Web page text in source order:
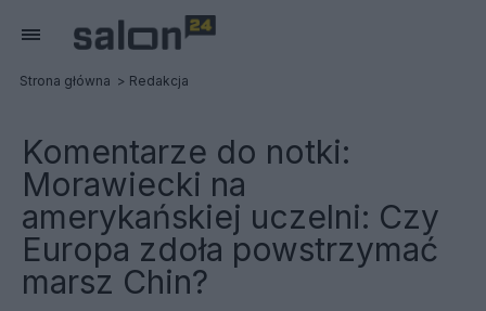
Strona główna Redakcja
Komentarze do notki:
Morawiecki na
amerykańskiej uczelni: Czy
Europa zdoła powstrzymać
marsz Chin?